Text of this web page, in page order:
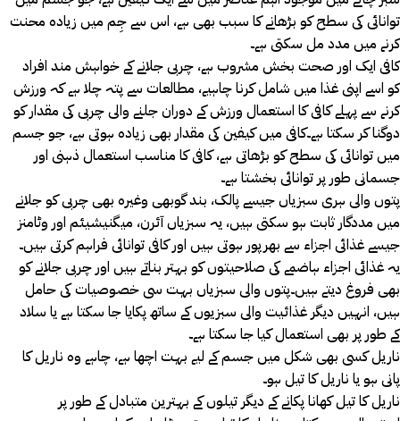
توانائی کی سطح کو بڑھانے کا سبب بھی ہے، اس سے جِم میں زیادہ محنت
کرنے میں مدد مل سکتی ہے۔
کافی ایک اور صحت بخش مشروب ہے، چربی جلانے کے خواہش مند افراد
کو اسے اپنی غذا میں شامل کرنا چاہیے، مطالعات سے پتہ چلا ہے کہ ورزش
کرنے سے پہلے کافی کا استعمال ورزش کے دوران جلنے والی چربی کی مقدار کو
دوگنا کر سکتا ہے۔کافی میں کیفین کی مقدار بھی زیادہ ہوتی ہے، جو جسم
میں توانائی کی سطح کو بڑھاتی ہے، کافی کا مناسب استعمال ذہنی اور
جسمانی طور پر توانائی بخشتا ہے۔
پتوں والی ہری سبزیاں جیسے پالک، بند گوبھی وغیرہ بھی چربی کو جلانے
میں مددگار ثابت ہو سکتی ہیں، یہ سبزیاں آئرن، میگنیشیئم اور وٹامنز
جیسے غذائی اجزاء سے بھرپور ہوتی ہیں اور کافی توانائی فراہم کرتی ہیں۔
یہ غذائی اجزاء ہاضمے کی صلاحیتوں کو بہتر بناتے ہیں اور چربی جلانے کو
بھی فروغ دیتے ہیں۔پتوں والی سبزیاں بہت سی خصوصیات کی حامل
ہیں، انہیں دیگر غذائیت والی سبزیوں کے ساتھ پکایا جا سکتا ہے یا سلاد
کے طور پر بھی استعمال کیا جا سکتا ہے۔
ناریل کسی بھی شکل میں جسم کے لیے بہت اچھا ہے، چاہے وہ ناریل کا
پانی ہو یا ناریل کا تیل ہو۔
ناریل کا تیل کھانا پکانے کے دیگر تیلوں کے بہترین متبادل کے طور پر